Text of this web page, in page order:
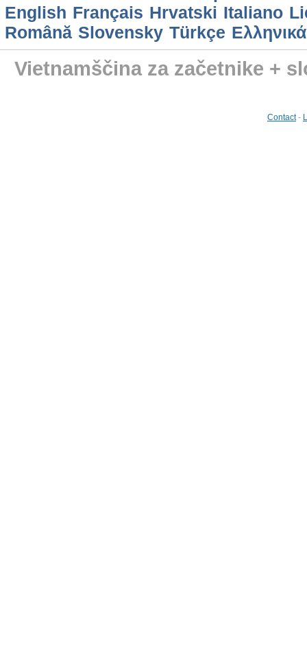
English Français Hrvatski Italiano
Română Slovensky Türkçe Ελληνικά
Vietnamščina za začetnike +
Contact-